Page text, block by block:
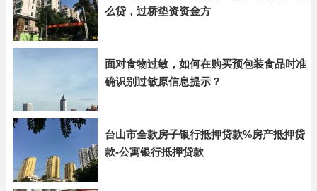
么贷，过桥垫资资金方
面对食物过敏，如何在购买预包装食品时准
确识别过敏原信息提示？
台山市全款房子银行抵押贷款%房产抵押贷
款-公寓银行抵押贷款